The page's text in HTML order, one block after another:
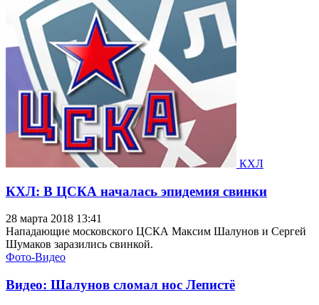
КХЛ
КХЛ: В ЦСКА началась эпидемия свинки
28 марта 2018 13:41
Нападающие московского ЦСКА Максим Шалунов и Сергей
Шумаков заразились свинкой.
Фото-Видео
Видео: Шалунов сломал нос Лепистё